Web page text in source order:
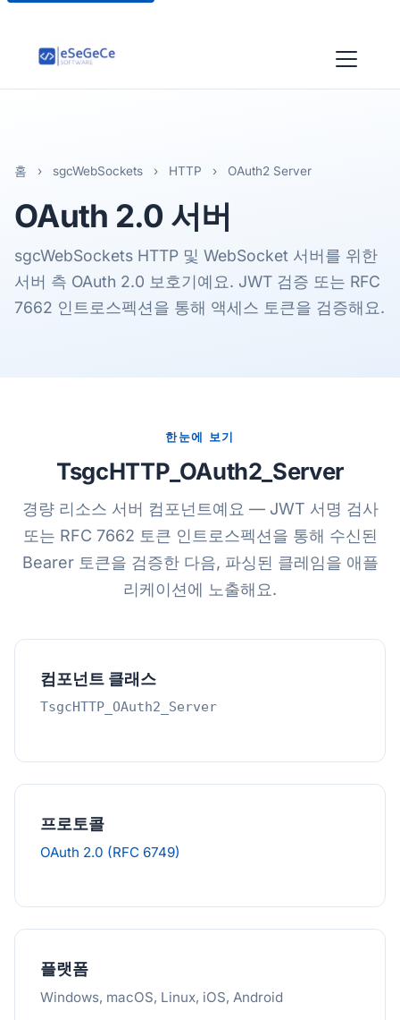
홈 › sgcWebSockets › HTTP › OAuth2 Server
OAuth 2.0 서버
sgcWebSockets HTTP 및 WebSocket 서버를 위한
서버 측 OAuth 2.0 보호기예요. JWT 검증 또는 RFC
7662 인트로스펙션을 통해 액세스 토큰을 검증해요.
한눈에 보기
TsgcHTTP_OAuth2_Server
경량 리소스 서버 컴포넌트예요 — JWT 서명 검사
또는 RFC 7662 토큰 인트로스펙션을 통해 수신된
Bearer 토큰을 검증한 다음, 파싱된 클레임을 애플
리케이션에 노출해요.
컴포넌트 클래스
TsgcHTTP_OAuth2_Server
프로토콜
OAuth 2.0 (RFC 6749)
플랫폼
Windows, macOS, Linux, iOS, Android